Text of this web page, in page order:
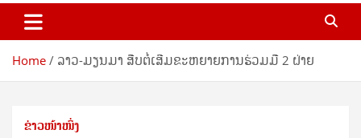
Home ລາວ-ມຽນມາ ສືບຕໍ່ເສີມຂະຫຍາຍການຮ່ວມມື 2 ຝ່າຍ
ຂ່າວໜ້າໜຶ່ງ